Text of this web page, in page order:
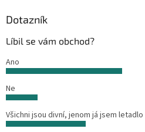
Dotazník
Líbil se vám obchod?
Ano
Ne
Všichni jsou divní, jenom já jsem letadlo